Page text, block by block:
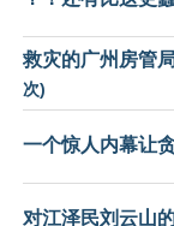
救灾的广州房管
次)
一个惊人内幕让
对江泽民刘云山